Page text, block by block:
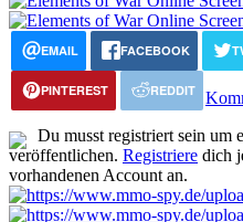
EMAIL FACEBOOK
PINTEREST REDDIT
Du musst registriert sein um
veröffentlichen. Registriere dich
vorhandenen Account an.